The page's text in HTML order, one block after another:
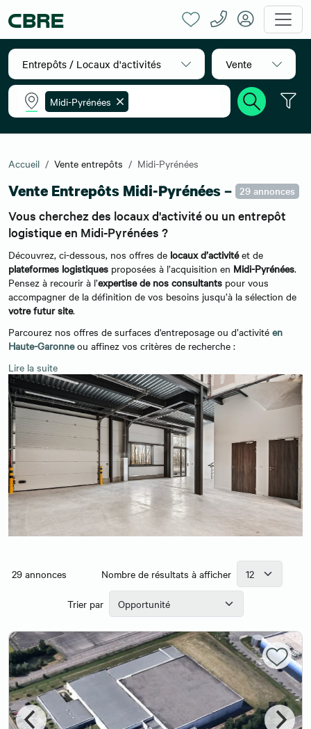
Entrepôts / Locaux d'activités Vente
Midi-Pyrénées
Accueil Vente entrepôts Midi-Pyrénées
Vente Entrepôts Midi-Pyrénées – 29 annonces
Vous cherchez des locaux d'activité ou un entrepôt
logistique en Midi-Pyrénées ?
Découvrez, ci-dessous, nos offres de locaux d’activitéet de
plateformes logistiques proposées à l’acquisition en Midi-Pyrénées.
Pensez à recourir à l’expertise de nos consultants pour vous
accompagner de la définition de vos besoins jusqu’à la sélection de
votre futur site.
Parcourez nos offres de surfaces d'entreposage ou d’activité en
Haute-Garonneou affinez vos critères de recherche :
Lire la suite
29annonces Nombre de résultats à afficher
Trier par